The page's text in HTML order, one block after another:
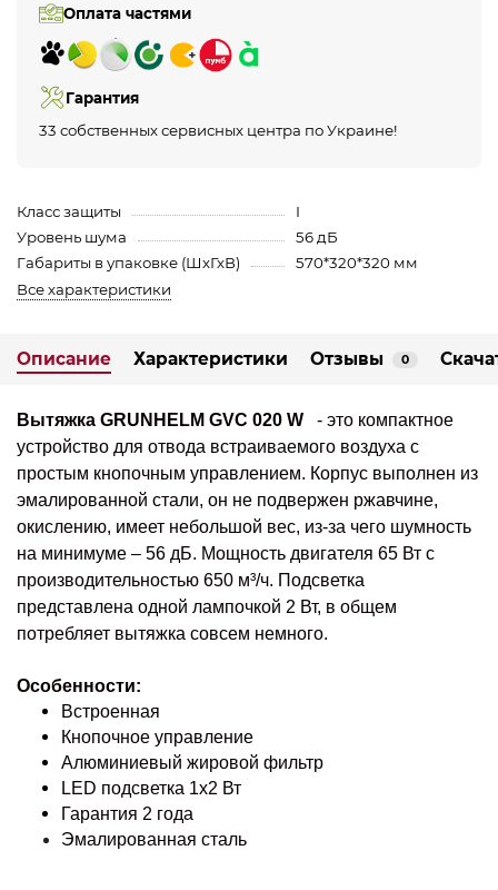
Оплата частями
Гарантия
33 собственных сервисных центра по Украине!
Класс защиты
I
Уровень шума
56 дБ
Габариты в упаковке (ШхГхВ)
570*320*320 мм
Все характеристики
Описание Характеристики Отзывы 0
Вытяжка GRUNHELM GVC 020 W
- это компактное
устройство для отвода встраиваемого воздуха с
простым кнопочным управлением. Корпус выполнен из
эмалированной стали, он не подвержен ржавчине,
окислению, имеет небольшой вес, из-за чего шумность
на минимуме – 56 дБ. Мощность двигателя 65 Вт с
производительностью 650 м³/ч. Подсветка
представлена одной лампочкой 2 Вт, в общем
потребляет вытяжка совсем немного.
Особенности:
Встроенная
Кнопочное управление
Алюминиевый жировой фильтр
LED подсветка 1х2 Вт
Гарантия 2 года
Эмалированная сталь